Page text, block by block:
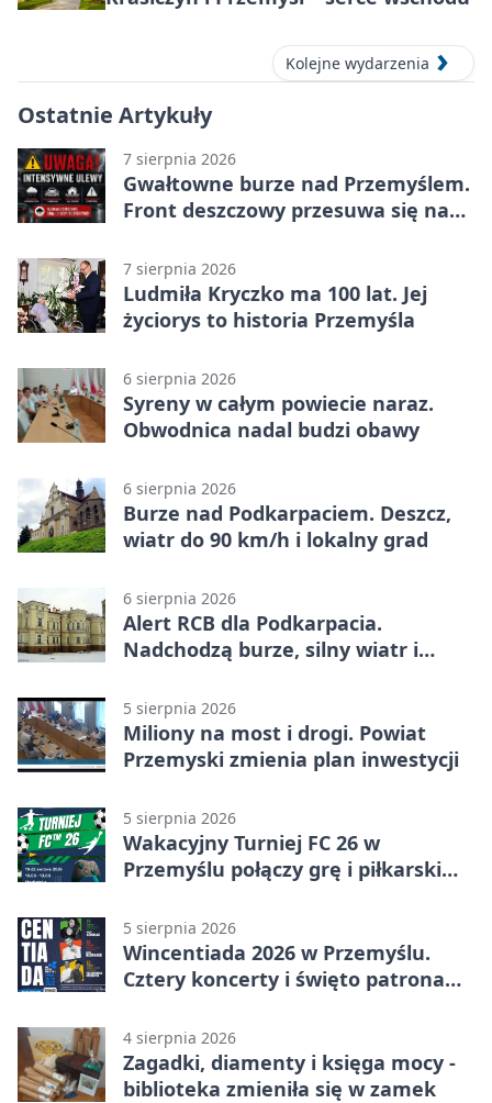
Kolejne wydarzenia
Ostatnie Artykuły
7 sierpnia 2026
Gwałtowne burze nad Przemyślem.
Front deszczowy przesuwa się na
7 sierpnia 2026
Ludmiła Kryczko ma 100 lat. Jej
życiorys to historia Przemyśla
6 sierpnia 2026
Syreny w całym powiecie naraz.
Obwodnica nadal budzi obawy
6 sierpnia 2026
Burze nad Podkarpaciem. Deszcz,
wiatr do 90 km/h i lokalny grad
6 sierpnia 2026
Alert RCB dla Podkarpacia.
Nadchodzą burze, silny wiatr i
5 sierpnia 2026
Miliony na most i drogi. Powiat
Przemyski zmienia plan inwestycji
5 sierpnia 2026
Wakacyjny Turniej FC 26 w
Przemyślu połączy grę i piłkarski
5 sierpnia 2026
Wincentiada 2026 w Przemyślu.
Cztery koncerty i święto patrona
4 sierpnia 2026
Zagadki, diamenty i księga mocy -
biblioteka zmieniła się w zamek